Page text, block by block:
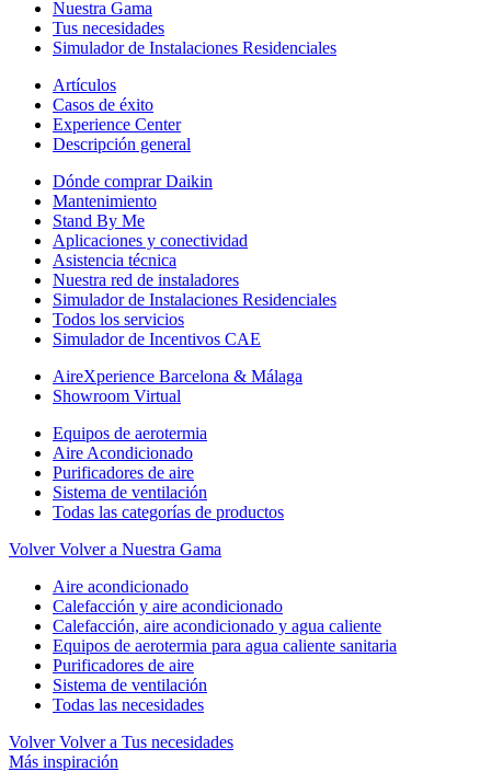
Nuestra Gama
Tus necesidades
Simulador de Instalaciones Residenciales
Artículos
Casos de éxito
Experience Center
Descripción general
Dónde comprar Daikin
Mantenimiento
Stand By Me
Aplicaciones y conectividad
Asistencia técnica
Nuestra red de instaladores
Simulador de Instalaciones Residenciales
Todos los servicios
Simulador de Incentivos CAE
AireXperience Barcelona & Málaga
Showroom Virtual
Equipos de aerotermia
Aire Acondicionado
Purificadores de aire
Sistema de ventilación
Todas las categorías de productos
Volver Volver a Nuestra Gama
Aire acondicionado
Calefacción y aire acondicionado
Calefacción, aire acondicionado y agua caliente
Equipos de aerotermia para agua caliente sanitaria
Purificadores de aire
Sistema de ventilación
Todas las necesidades
Volver Volver a Tus necesidades
Más inspiración